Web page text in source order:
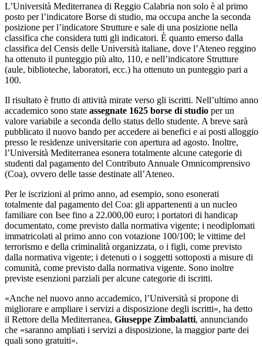
L’Università Mediterranea di Reggio Calabria non solo è al primo
posto per l’indicatore Borse di studio, ma occupa anche la seconda
posizione per l’indicatore Strutture e sale di una posizione nella
classifica che considera tutti gli indicatori. È quanto emerso dalla
classifica del Censis delle Università italiane, dove l’Ateneo reggino
ha ottenuto il punteggio più alto, 110, e nell’indicatore Strutture
(aule, biblioteche, laboratori, ecc.) ha ottenuto un punteggio pari a
100.
Il risultato è frutto di attività mirate verso gli iscritti. Nell’ultimo anno
accademico sono state assegnate 1625 borse di studio per un
valore variabile a seconda dello status dello studente. A breve sarà
pubblicato il nuovo bando per accedere ai benefici e ai posti alloggio
presso le residenze universitarie con apertura ad agosto. Inoltre,
l’Università Mediterranea esonera totalmente alcune categorie di
studenti dal pagamento del Contributo Annuale Omnicomprensivo
(Coa), ovvero delle tasse destinate all’Ateneo.
Per le iscrizioni al primo anno, ad esempio, sono esonerati
totalmente dal pagamento del Coa: gli appartenenti a un nucleo
familiare con Isee fino a 22.000,00 euro; i portatori di handicap
documentato, come previsto dalla normativa vigente; i neodiplomati
immatricolati al primo anno con votazione 100/100; le vittime del
terrorismo e della criminalità organizzata, o i figli, come previsto
dalla normativa vigente; i detenuti o i soggetti sottoposti a misure di
comunità, come previsto dalla normativa vigente. Sono inoltre
previste esenzioni parziali per alcune categorie di iscritti.
«Anche nel nuovo anno accademico, l’Università si propone di
migliorare e ampliare i servizi a disposizione degli iscritti», ha detto
il Rettore della Mediterranea, Giuseppe Zimbalatti, annunciando
che «saranno ampliati i servizi a disposizione, la maggior parte dei
quali sono gratuiti».